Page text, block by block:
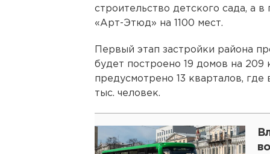
строительство детского сада, а
«Арт-Этюд» на 1100 мест.
Первый этап застройки района
будет построено 19 домов на
предусмотрено 13 кварталов,
тыс. человек.